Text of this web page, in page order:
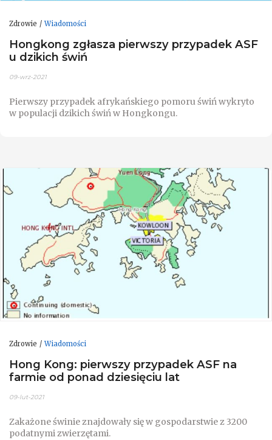
Zdrowie Wiadomości
Hongkong zgłasza pierwszy przypadek ASF
u dzikich świń
09-wrz-2021
Pierwszy przypadek afrykańskiego pomoru świń wykryto
w populacji dzikich świń w Hongkongu.
Zdrowie Wiadomości
Hong Kong: pierwszy przypadek ASF na
farmie od ponad dziesięciu lat
09-lut-2021
Zakażone świnie znajdowały się w gospodarstwie z 3200
podatnymi zwierzętami.